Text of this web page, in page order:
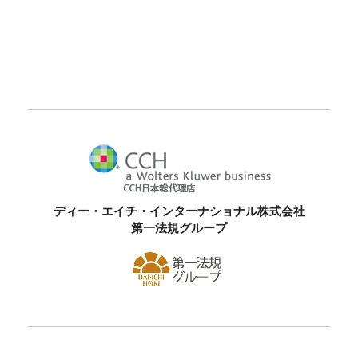
ディー・エイチ・インターナショナル株式会社
第一法規グループ